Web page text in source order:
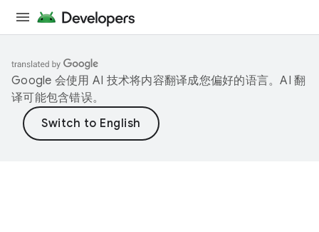
Google 会使用 AI 技术将内容翻译成您偏好的语言。AI 翻
译可能包含错误。